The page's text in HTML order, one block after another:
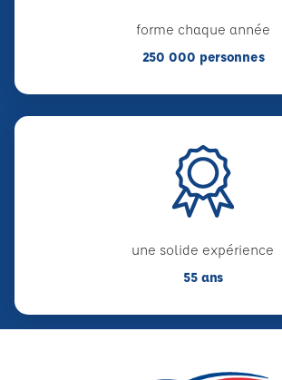
forme chaque année
250 000 personnes
une solide expérience
55 ans